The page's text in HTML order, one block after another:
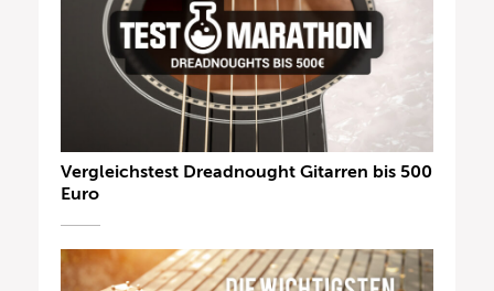
Vergleichstest Dreadnought Gitarren bis 500
Euro